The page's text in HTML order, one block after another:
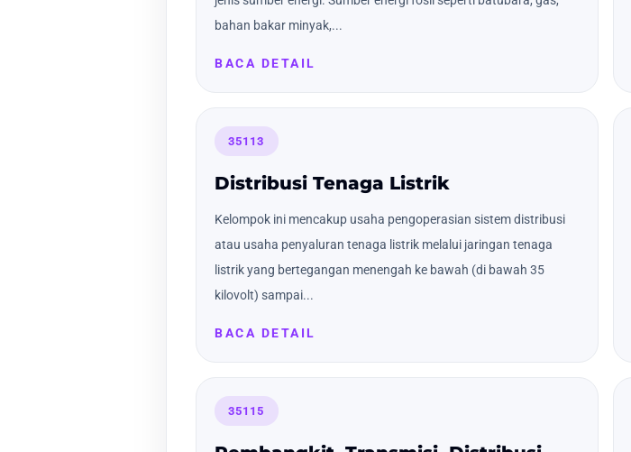
bahan bakar minyak,...
BACA DETAIL
35113
Distribusi Tenaga Listrik
Kelompok ini mencakup usaha pengoperasian sistem distribusi
atau usaha penyaluran tenaga listrik melalui jaringan tenaga
listrik yang bertegangan menengah ke bawah (di bawah 35
kilovolt) sampai...
BACA DETAIL
35115